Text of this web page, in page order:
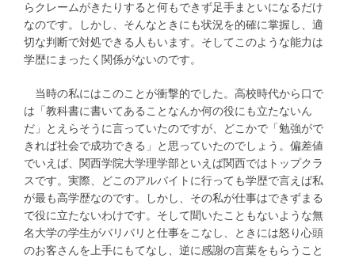
らクレームがきたりすると何もできず足手まといになるだけ
なのです。しかし、そんなときにも状況を的確に掌握し、適
切な判断で対処できる人もいます。そしてこのような能力は
学歴にまったく関係がないのです。
当時の私にはこのことが衝撃的でした。高校時代から口で
は「教科書に書いてあることなんか何の役にも立たないん
だ」とえらそうに言っていたのですが、どこかで「勉強がで
きれば社会で成功できる」と思っていたのでしょう。偏差値
でいえば、関西学院大学理学部といえば関西ではトップクラ
スです。実際、どこのアルバイトに行っても学歴で言えば私
が最も高学歴なのです。しかし、その私が仕事はできずまる
で役に立たないわけです。そして聞いたこともないような無
名大学の学生がバリバリと仕事をこなし、ときには怒り心頭
のお客さんを上手にもてなし、逆に感謝の言葉をもらうこと